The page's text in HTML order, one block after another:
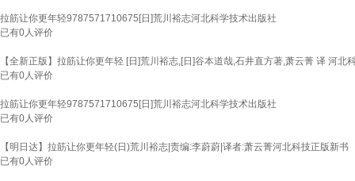
拉筋让你更年轻9787571710675[日]荒川裕志河北科学技术出版社
已有0人评价
【全新正版】拉筋让你更年轻 [日]荒川裕志,[日]谷本道哉,石井直方著,萧云菁 译 河北
已有0人评价
拉筋让你更年轻9787571710675[日]荒川裕志河北科学技术出版社
已有0人评价
【明日达】拉筋让你更年轻(日)荒川裕志|责编:李蔚蔚|译者:萧云菁河北科技正版新书
已有0人评价